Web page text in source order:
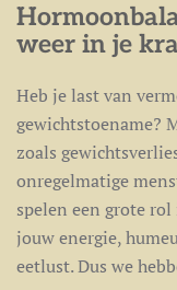
weer in je
Heb je last van
gewichtstoename?
zoals
onregelmatige
spelen een grote
jouw energie,
eetlust. Dus we